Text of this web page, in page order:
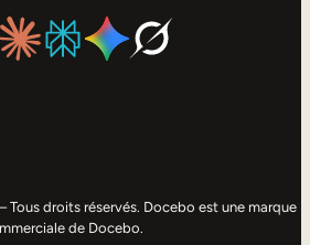
droits réservés. Docebo est une marque
de Docebo.